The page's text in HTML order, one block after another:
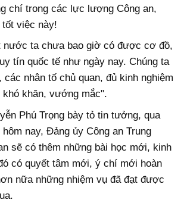
chí trong các lực lượng Công an,
tốt việc này!
nước ta chưa bao giờ có được cơ đồ,
tín quốc tế như ngày nay. Chúng ta
nhân tố chủ quan, đủ kinh nghiệm
khăn, vướng mắc".
Phú Trọng bày tỏ tin tưởng, qua
nay, Đảng ủy Công an Trung
sẽ có thêm những bài học mới, kinh
có quyết tâm mới, ý chí mới hoàn
nữa những nhiệm vụ đã đạt được